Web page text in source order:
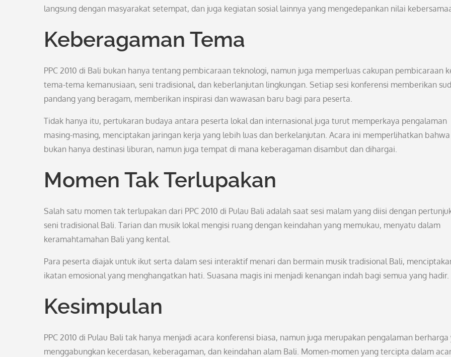
langsung dengan masyarakat setempat, dan juga kegiatan sosial lainnya yang mengedepankan nilai
Keberagaman Tema
PPC 2010 di Bali bukan hanya tentang pembicaraan teknologi, namun juga memperluas cakupan pembicaraan
tema-tema kemanusiaan, seni tradisional, dan keberlanjutan lingkungan. Setiap sesi konferensi memberikan
pandang yang beragam, memberikan inspirasi dan wawasan baru bagi para peserta.
Tidak hanya itu, pertukaran budaya antara peserta lokal dan internasional juga turut memperkaya pengalaman
masing-masing, menciptakan jaringan kerja yang lebih luas dan berkelanjutan. Acara ini memperlihatkan
bukan hanya destinasi liburan, namun juga tempat di mana keberagaman disambut dan dihargai.
Momen Tak Terlupakan
Salah satu momen tak terlupakan dari PPC 2010 di Pulau Bali adalah saat sesi malam yang diisi dengan
seni tradisional Bali. Tarian dan musik lokal mengisi ruang dengan keindahan yang memukau, menyatu dalam
keramahtamahan Bali yang kental.
Para peserta diajak untuk ikut serta dalam sesi interaktif menari dan bermain musik tradisional Bali,
ikatan emosional yang menghangatkan hati. Suasana magis ini menjadi kenangan indah bagi semua yang hadir.
Kesimpulan
PPC 2010 di Pulau Bali tak hanya menjadi acara konferensi biasa, namun juga merupakan pengalaman berharga
menggabungkan kecerdasan, keberagaman, dan keindahan alam Bali. Momen-momen yang tercipta dalam